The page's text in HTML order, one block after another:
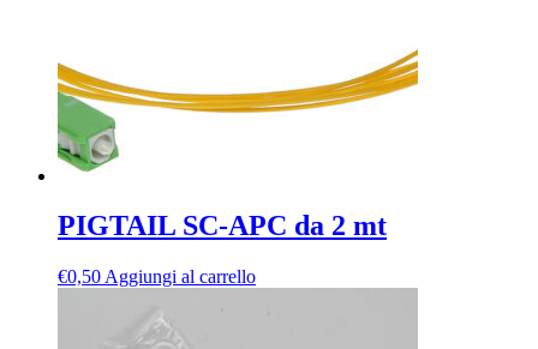
PIGTAIL SC-APC da 2 mt
€0,50 Aggiungi al carrello